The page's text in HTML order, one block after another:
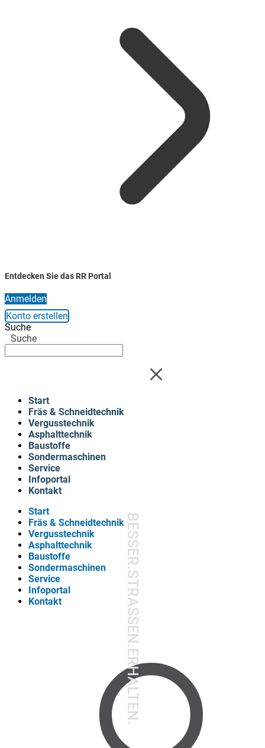
Entdecken Sie das RR Portal
Anmelden
Konto erstellen
Suche
Suche
Start
Fräs & Schneidtechnik
Vergusstechnik
Asphalttechnik
Baustoffe
Sondermaschinen
Service
Infoportal
Kontakt
Start
Fräs & Schneidtechnik
Vergusstechnik
Asphalttechnik
Baustoffe
Sondermaschinen
Service
Infoportal
Kontakt
BESSER.STRASSEN.ERHALTEN.